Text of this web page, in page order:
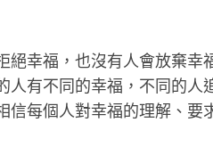
絕幸福，也沒有人會放棄幸
人有不同的幸福，不同的人
信每個人對幸福的理解、要